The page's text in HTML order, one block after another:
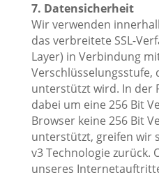
7. Datensicherheit
Wir verwenden
das verbreitete SSL-
Layer) in Verbindung
Verschlüsselungsstufe,
unterstützt wird. In der
dabei um eine 256 Bit
Browser keine 256 Bit
unterstützt, greifen wir
v3 Technologie zurück.
unseres